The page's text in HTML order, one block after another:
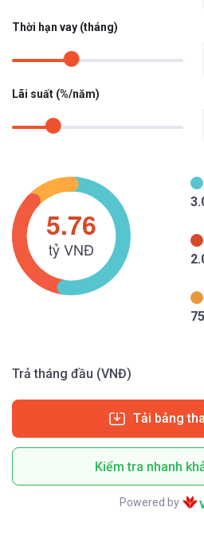
Thời hạn vay (tháng)
Lãi suất (%/năm)
Trả tháng đầu (VNĐ)
Tải bảng
Kiểm tra nhanh
Powered by